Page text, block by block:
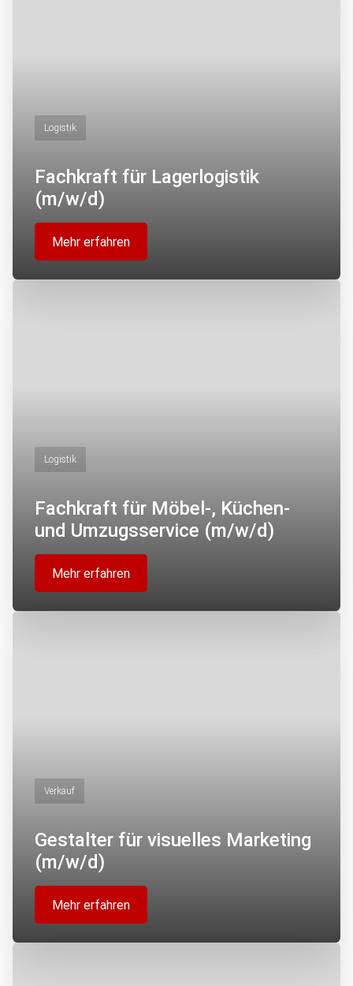
Logistik
Fachkraft für Lagerlogistik
(m/w/d)
Mehr erfahren
Logistik
Fachkraft für Möbel-, Küchen-
und Umzugsservice (m/w/d)
Mehr erfahren
Verkauf
Gestalter für visuelles Marketing
(m/w/d)
Mehr erfahren